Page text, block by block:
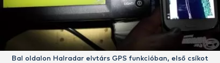
Bal oldalon Halradar elvtárs GPS funkcióban, első csíkot